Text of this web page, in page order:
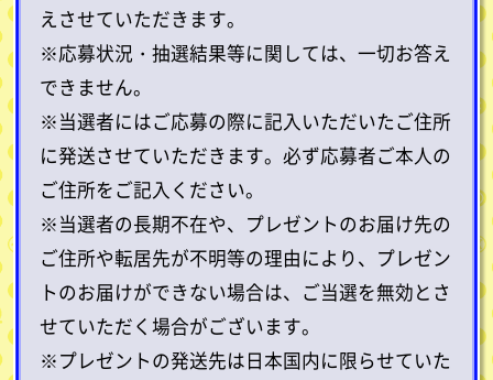
えさせていただきます。
※応募状況・抽選結果等に関しては、一切お答え
できません。
※当選者にはご応募の際に記入いただいたご住所
に発送させていただきます。必ず応募者ご本人の
ご住所をご記入ください。
※当選者の長期不在や、プレゼントのお届け先の
ご住所や転居先が不明等の理由により、プレゼン
トのお届けができない場合は、ご当選を無効とさ
せていただく場合がございます。
※プレゼントの発送先は日本国内に限らせていた